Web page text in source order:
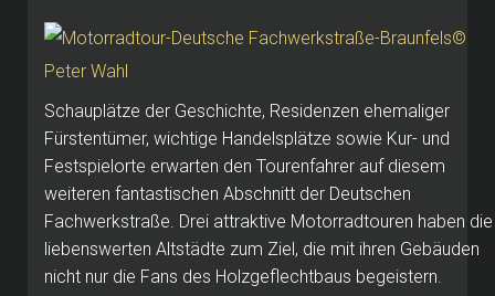
Schauplätze der Geschichte, Residenzen ehemaliger
Fürstentümer, wichtige Handelsplätze sowie Kur- und
Festspielorte erwarten den Tourenfahrer auf diesem
weiteren fantastischen Abschnitt der Deutschen
Fachwerkstraße. Drei attraktive Motorradtouren haben die
liebenswerten Altstädte zum Ziel, die mit ihren Gebäuden
nicht nur die Fans des Holzgeflechtbaus begeistern.